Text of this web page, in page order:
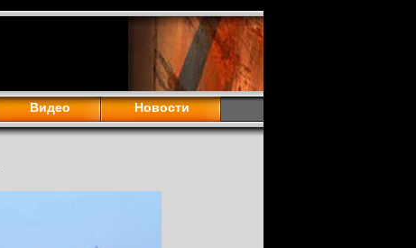
Видео Новости